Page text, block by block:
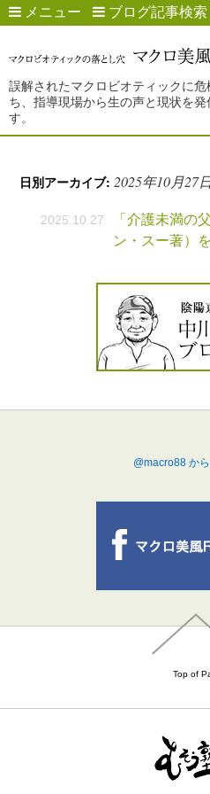
メニュー ブログ記事検索
誤解されたマクロビオティックに危
ち、指導現場から生の声と現状を発
す。
日別アーカイブ:2025年10月27
2025.10.27
「介護未満の
ン・スー著）
@macro88 か
Top of